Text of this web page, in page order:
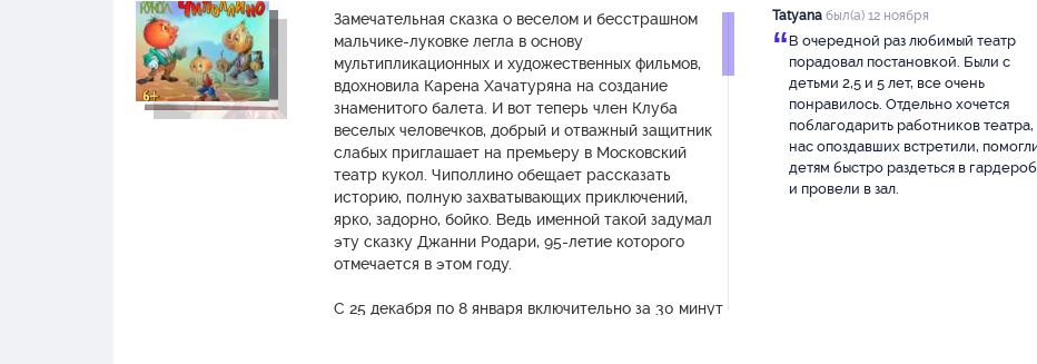
Замечательная сказка о веселом и бесстрашном
мальчике-луковке легла в основу
мультипликационных и художественных фильмов,
вдохновила Карена Хачатуряна на создание
знаменитого балета. И вот теперь член Клуба
веселых человечков, добрый и отважный защитник
слабых приглашает на премьеру в Московский
театр кукол. Чиполлино обещает рассказать
историю, полную захватывающих приключений,
ярко, задорно, бойко. Ведь именной такой задумал
эту сказку Джанни Родари, 95-летие которого
отмечается в этом году.
С 25 декабря по 8 января включительно за 30 минут
Tatyana был(а) 12 ноября
“В очередной раз любимый театр
порадовал постановкой. Были с
детьми 2,5 и 5 лет, все очень
понравилось. Отдельно хочется
поблагодарить работников театра,
нас опоздавших встретили,
детям быстро раздеться в
и провели в зал.